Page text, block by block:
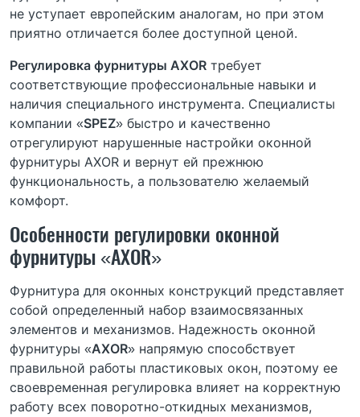
не уступает европейским аналогам, но при этом
приятно отличается более доступной ценой.
Регулировка фурнитуры AXOR требует
соответствующие профессиональные навыки и
наличия специального инструмента. Специалисты
компании «SPEZ» быстро и качественно
отрегулируют нарушенные настройки оконной
фурнитуры AXOR и вернут ей прежнюю
функциональность, а пользователю желаемый
комфорт.
Особенности регулировки оконной
фурнитуры «AXOR»
Фурнитура для оконных конструкций представляет
собой определенный набор взаимосвязанных
элементов и механизмов. Надежность оконной
фурнитуры «AXOR» напрямую способствует
правильной работы пластиковых окон, поэтому ее
своевременная регулировка влияет на корректную
работу всех поворотно-откидных механизмов,